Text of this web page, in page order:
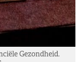
Gezondheid.